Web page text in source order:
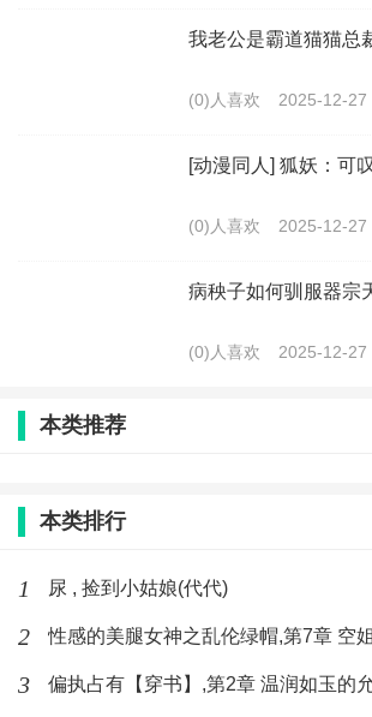
我老公是霸道猫猫总
(0)人喜欢 2025-12-27
[动漫同人] 狐妖：可
(0)人喜欢 2025-12-27
病秧子如何驯服器宗
(0)人喜欢 2025-12-27
本类推荐
本类排行
1 尿 , 捡到小姑娘(代代)
2
3 偏执占有【穿书】,第2章 温润如玉的